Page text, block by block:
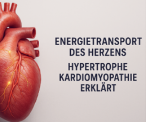
die Forschenden, dass Mini-Tumore
Patientinnen und Patienten –
– genutzt werden können, um
welche Medikamente am besten
ein Eiweiß identifiziert, das künftig
die Wahl der passenden Therapie
zählt weltweit zu den
und stellt…